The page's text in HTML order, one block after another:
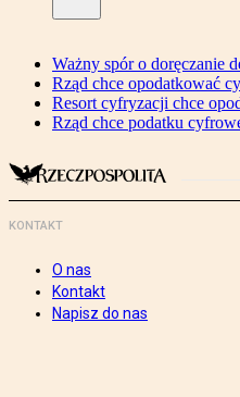
Ważny spór o doręczanie
Rząd chce opodatkować
Resort cyfryzacji chce
Rząd chce podatku
KONTAKT
O nas
Kontakt
Napisz do nas